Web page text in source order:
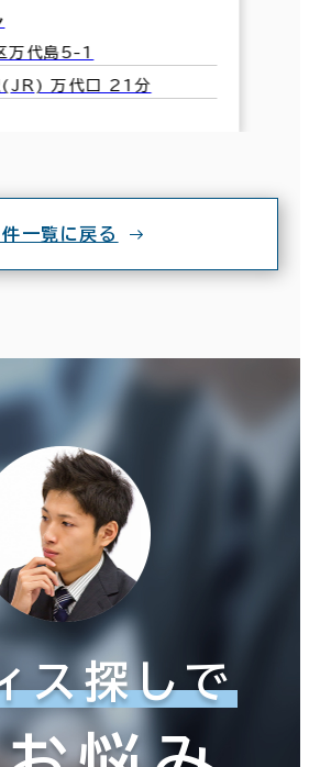
万代島5-1
(JR) 万代口 21分
一覧に戻る
ス探しで